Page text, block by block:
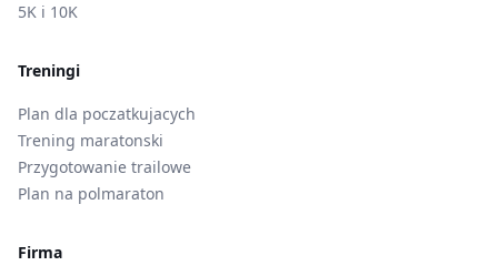
5K i 10K
Treningi
Plan dla poczatkujacych
Trening maratonski
Przygotowanie trailowe
Plan na polmaraton
Firma